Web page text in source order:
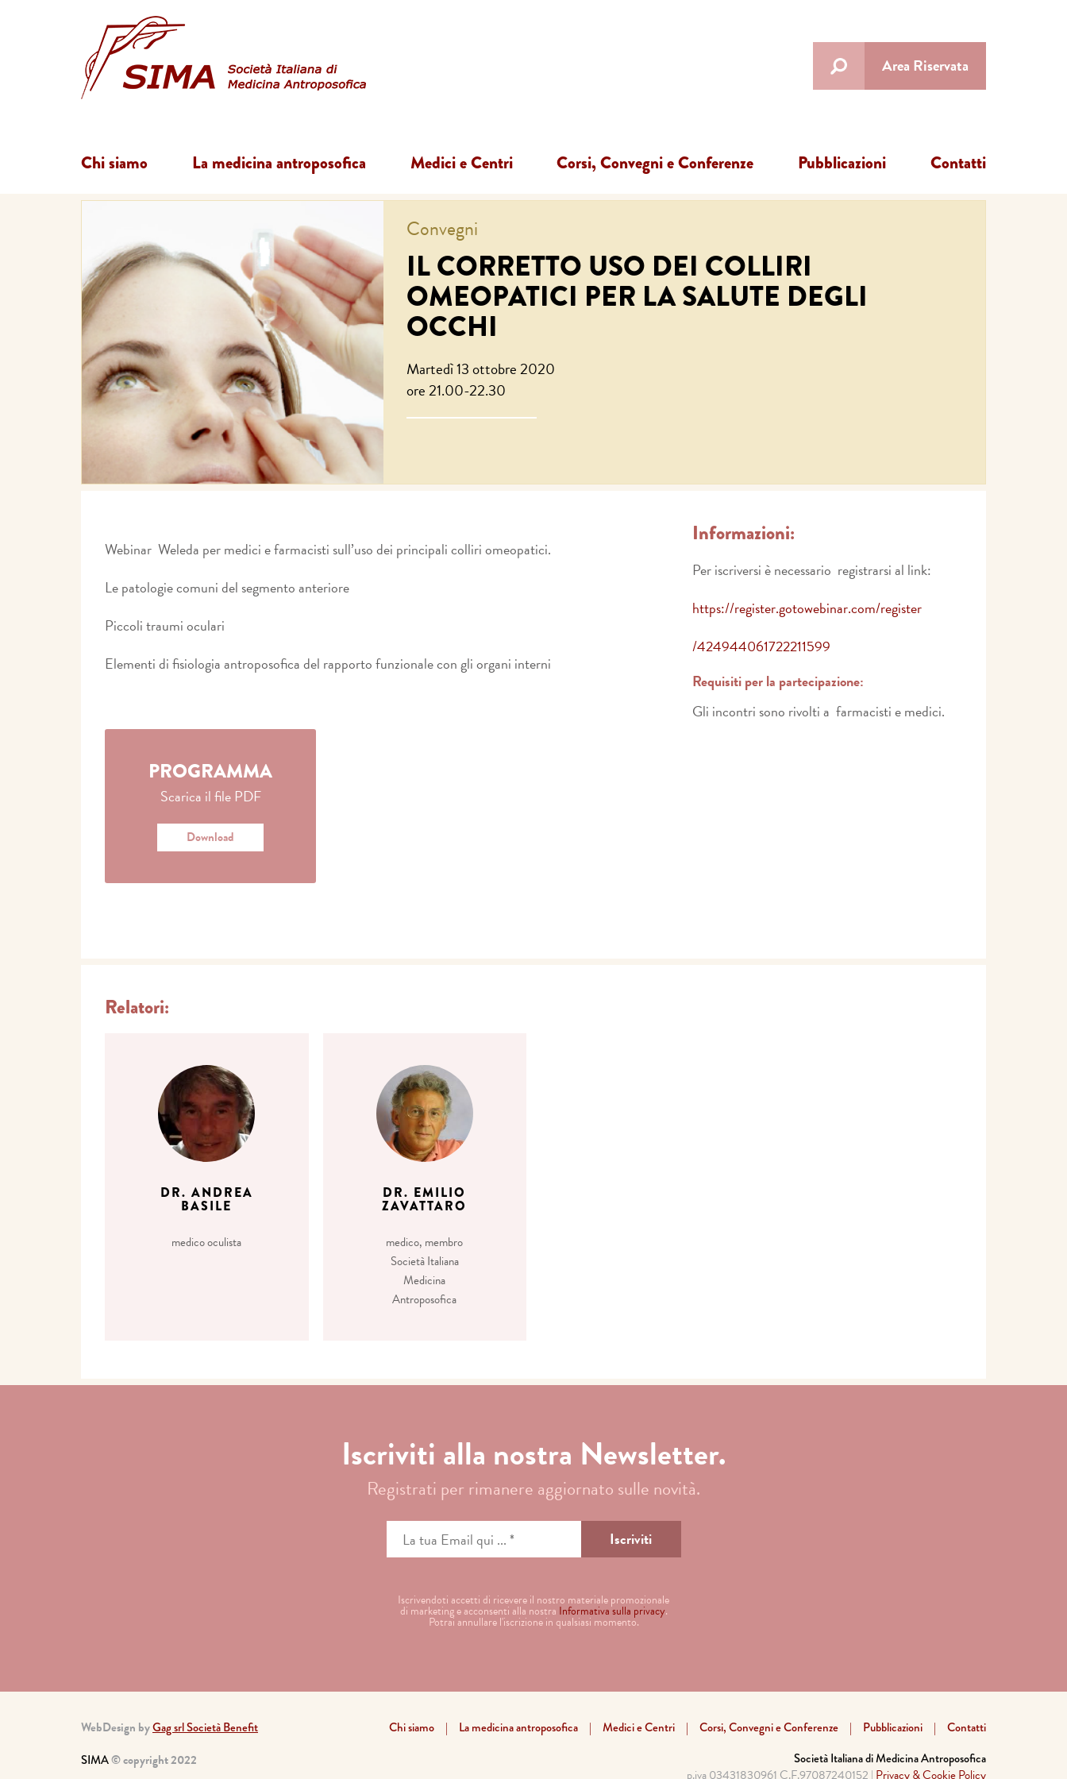
Area Riservata
Chi siamo La medicina antroposofica Medici e Centri Corsi, Convegni e Conferenze Pubblicazioni Contatti
Convegni
IL CORRETTO USO DEI COLLIRI
OMEOPATICI PER LA SALUTE DEGLI
OCCHI
Martedì 13 ottobre 2020
ore 21.00-22.30
Webinar Weleda per medici e farmacisti sull’uso dei principali colliri omeopatici.
Le patologie comuni del segmento anteriore
Piccoli traumi oculari
Elementi di fisiologia antroposofica del rapporto funzionale con gli organi interni
PROGRAMMA
Scarica il file PDF
Download
Informazioni:
Per iscriversi è necessario registrarsi al link:
https://register.gotowebinar.com/register
/424944061722211599
Requisiti per la partecipazione:
Gli incontri sono rivolti a farmacisti e medici.
Relatori:
DR. ANDREA
BASILE
medico oculista
DR. EMILIO
ZAVATTARO
medico, membro
Società Italiana
Medicina
Antroposofica
Iscriviti alla nostra Newsletter.
Registrati per rimanere aggiornato sulle novità.
Iscrivendoti accetti di ricevere il nostro materiale promozionale
di marketing e acconsenti alla nostra Informativa sulla privacy.
Potrai annullare l'iscrizione in qualsiasi momento.
WebDesign byGag srl Società Benefit
SIMA© copyright 2022
Chi siamo La medicina antroposofica Medici e Centri Corsi, Convegni e Conferenze Pubblicazioni
Contatti
Società Italiana di Medicina Antroposofica
p.iva 03431830961 C.F.97087240152 | Privacy & Cookie Policy